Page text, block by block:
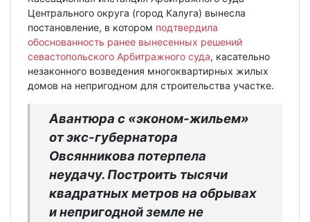
Центрального округа (город Калуга) вынесла
постановление, в котором подтвердила
обоснованность ранее вынесенных решений
севастопольского Арбитражного суда, касательно
незаконного возведения многоквартирных жилых
домов на непригодном для строительства участке.
Авантюра с «эконом-жильем»
от экс-губернатора
Овсянникова потерпела
неудачу. Построить тысячи
квадратных метров на обрывах
и непригодной земле не